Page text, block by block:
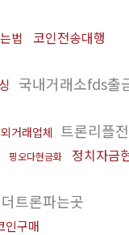
법
코인전송대행
국내거래소fds출
거래업체 트론리플
핑오다현금화 정치자금
트론파는곳
인구매